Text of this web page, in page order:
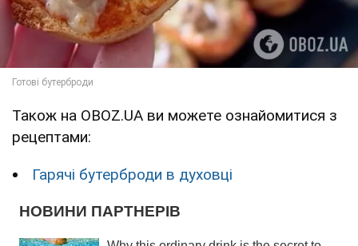
Також на OBOZ.UA ви можете ознайомитися з
рецептами:
Гарячі бутерброди в духовці